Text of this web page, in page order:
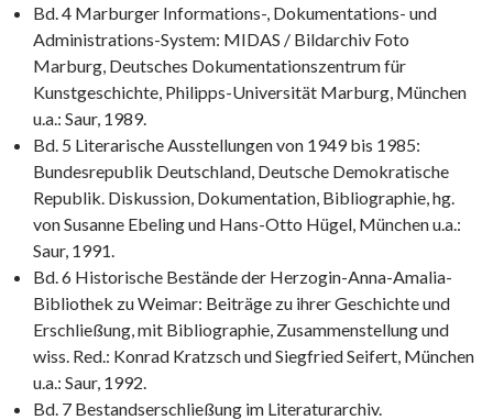
Bd. 4 Marburger Informations-, Dokumentations- und
Administrations-System: MIDAS / Bildarchiv Foto
Marburg, Deutsches Dokumentationszentrum für
Kunstgeschichte, Philipps-Universität Marburg, München
u.a.: Saur, 1989.
Bd. 5 Literarische Ausstellungen von 1949 bis 1985:
Bundesrepublik Deutschland, Deutsche Demokratische
Republik. Diskussion, Dokumentation, Bibliographie, hg.
von Susanne Ebeling und Hans-Otto Hügel, München u.a.:
Saur, 1991.
Bd. 6 Historische Bestände der Herzogin-Anna-Amalia-
Bibliothek zu Weimar: Beiträge zu ihrer Geschichte und
Erschließung, mit Bibliographie, Zusammenstellung und
wiss. Red.: Konrad Kratzsch und Siegfried Seifert, München
u.a.: Saur, 1992.
Bd. 7 Bestandserschließung im Literaturarchiv.